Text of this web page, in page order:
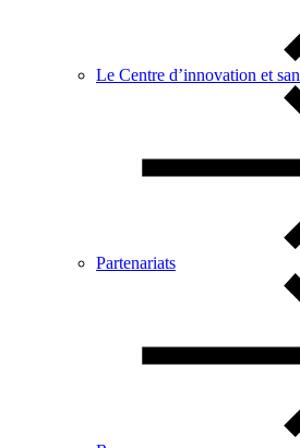
Le Centre d’innovation et
Partenariats